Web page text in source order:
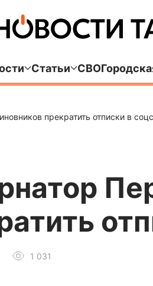
Статьи СВО
прекратить отписки в
1 031